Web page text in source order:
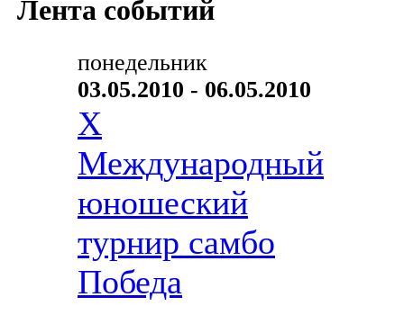
Лента событий
понедельник
03.05.2010 - 06.05.2010
X
Международный
юношеский
турнир самбо
Победа